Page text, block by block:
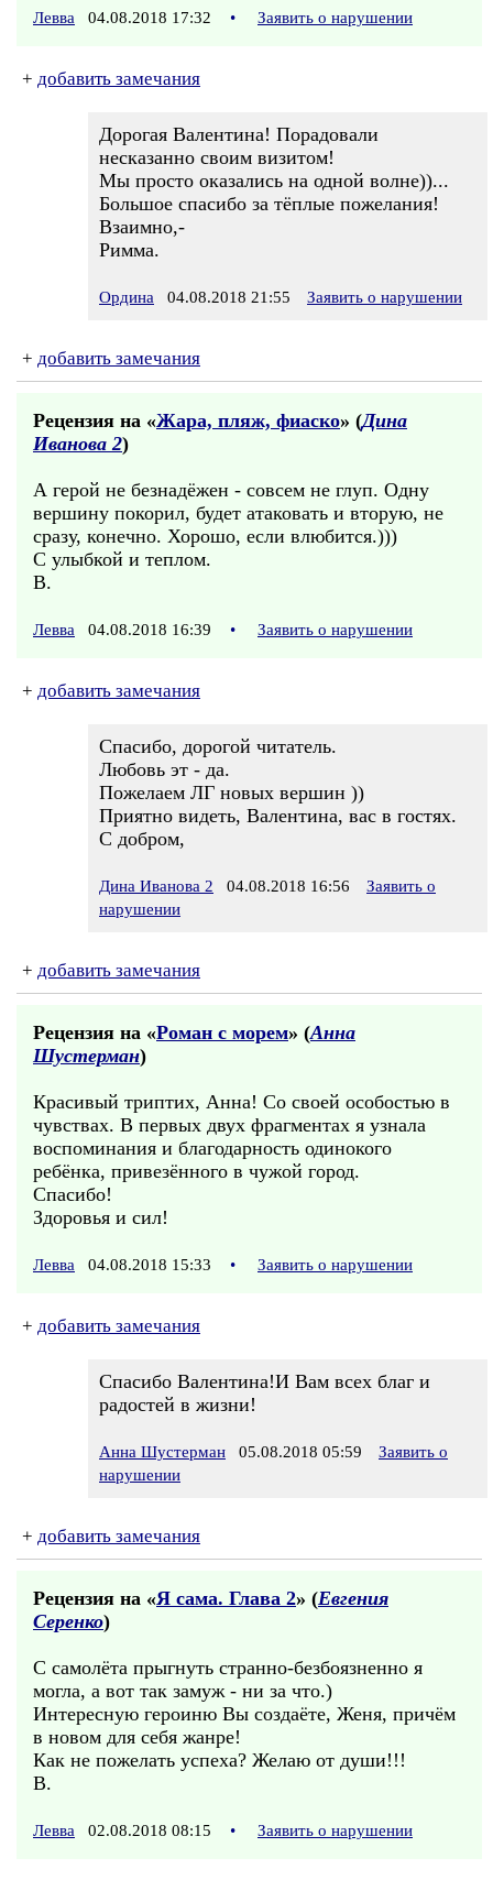
Левва 04.08.2018 17:32 • Заявить о нарушении
+ добавить замечания
Дорогая Валентина! Порадовали
несказанно своим визитом!
Мы просто оказались на одной волне))...
Большое спасибо за тёплые пожелания!
Взаимно,-
Римма.
Ордина 04.08.2018 21:55 Заявить о нарушении
+ добавить замечания
Рецензия на «Жара, пляж, фиаско» (Дина
Иванова 2)
А герой не безнадёжен - совсем не глуп. Одну
вершину покорил, будет атаковать и вторую, не
сразу, конечно. Хорошо, если влюбится.)))
С улыбкой и теплом.
В.
Левва 04.08.2018 16:39 • Заявить о нарушении
+ добавить замечания
Спасибо, дорогой читатель.
Любовь эт - да.
Пожелаем ЛГ новых вершин ))
Приятно видеть, Валентина, вас в гостях.
С добром,
Дина Иванова 2 04.08.2018 16:56
Заявить о
нарушении
+ добавить замечания
Рецензия на «Pоман с морем» (Анна
Шустерман)
Красивый триптих, Анна! Со своей особостью в
чувствах. В первых двух фрагментах я узнала
воспоминания и благодарность одинокого
ребёнка, привезённого в чужой город.
Спасибо!
Здоровья и сил!
Левва 04.08.2018 15:33 • Заявить о нарушении
+ добавить замечания
Спасибо Валентина!И Вам всех благ и
радостей в жизни!
Анна Шустерман 05.08.2018 05:59
Заявить о
нарушении
+ добавить замечания
Рецензия на «Я сама. Глава 2» (Евгения
Серенко)
С самолёта прыгнуть странно-безбоязненно я
могла, а вот так замуж - ни за что.)
Интересную героиню Вы создаёте, Женя, причём
в новом для себя жанре!
Как не пожелать успеха? Желаю от души!!!
В.
Левва 02.08.2018 08:15 • Заявить о нарушении